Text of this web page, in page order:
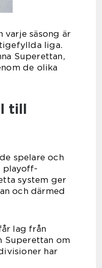
varje säsong är
liga.
Superettan,
de olika
till
spelare och
playoff-
system ger
och därmed
lag från
Superettan om
har